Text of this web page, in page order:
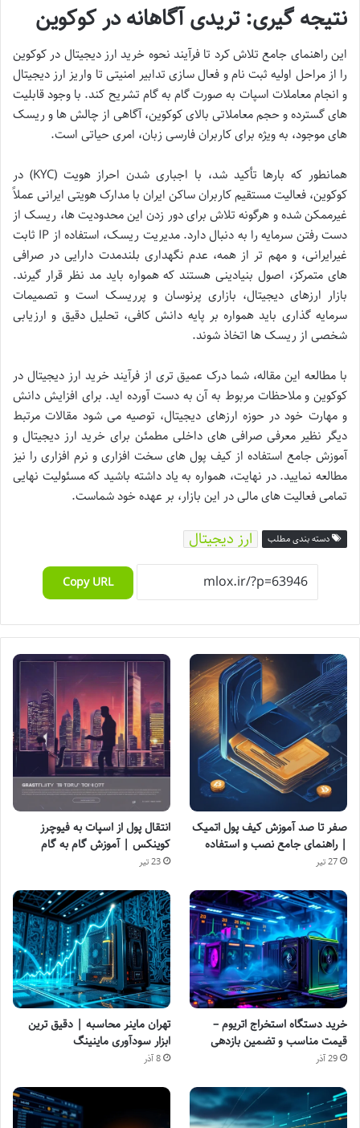
نتیجه گیری: تریدی آگاهانه در کوکوین
این راهنمای جامع تلاش کرد تا فرآیند نحوه خرید ارز دیجیتال در کوکوین
را از مراحل اولیه ثبت نام و فعال سازی تدابیر امنیتی تا واریز ارز دیجیتال
و انجام معاملات اسپات به صورت گام به گام تشریح کند. با وجود قابلیت
های گسترده و حجم معاملاتی بالای کوکوین، آگاهی از چالش ها و ریسک
های موجود، به ویژه برای کاربران فارسی زبان، امری حیاتی است.
همانطور که بارها تأکید شد، با اجباری شدن احراز هویت (KYC) در
کوکوین، فعالیت مستقیم کاربران ساکن ایران با مدارک هویتی ایرانی عملاً
غیرممکن شده و هرگونه تلاش برای دور زدن این محدودیت ها، ریسک از
دست رفتن سرمایه را به دنبال دارد. مدیریت ریسک، استفاده از IP ثابت
غیرایرانی، و مهم تر از همه، عدم نگهداری بلندمدت دارایی در صرافی
های متمرکز، اصول بنیادینی هستند که همواره باید مد نظر قرار گیرند.
بازار ارزهای دیجیتال، بازاری پرنوسان و پرریسک است و تصمیمات
سرمایه گذاری باید همواره بر پایه دانش کافی، تحلیل دقیق و ارزیابی
شخصی از ریسک ها اتخاذ شوند.
با مطالعه این مقاله، شما درک عمیق تری از فرآیند خرید ارز دیجیتال در
کوکوین و ملاحظات مربوط به آن به دست آورده اید. برای افزایش دانش
و مهارت خود در حوزه ارزهای دیجیتال، توصیه می شود مقالات مرتبط
دیگر نظیر معرفی صرافی های داخلی مطمئن برای خرید ارز دیجیتال و
آموزش جامع استفاده از کیف پول های سخت افزاری و نرم افزاری را نیز
مطالعه نمایید. در نهایت، همواره به یاد داشته باشید که مسئولیت نهایی
تمامی فعالیت های مالی در این بازار، بر عهده خود شماست.
دسته بندی مطلب ارز دیجیتال
Copy URL
صفر تا صد آموزش کیف پول اتمیک
| راهنمای جامع نصب و استفاده
27 تیر
انتقال پول از اسپات به فیوچرز
کوینکس | آموزش گام به گام
23 تیر
خرید دستگاه استخراج اتریوم –
قیمت مناسب و تضمین بازدهی
29 آذر
تهران ماینر محاسبه | دقیق ترین
ابزار سودآوری ماینینگ
8 آذر